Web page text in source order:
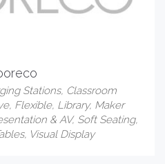
Stations, Classroom
, Flexible, Library, Maker
& AV, Soft Seating,
, Visual Display